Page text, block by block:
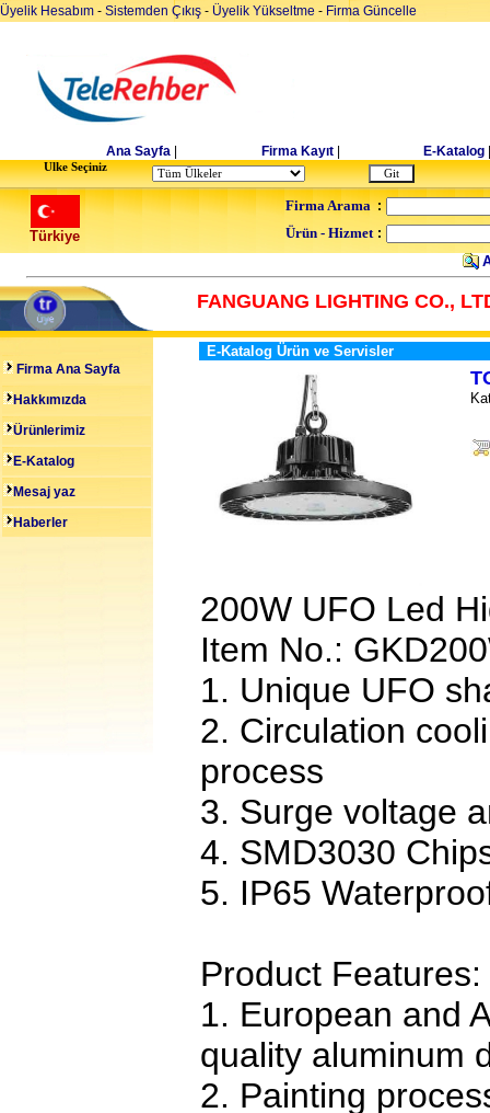
Üyelik Hesabım - Sistemden Çıkış - Üyelik Yükseltme - Firma Güncelle
Ana Sayfa Firma Kayıt E-Katalog
Ulke Seçiniz
Türkiye
Firma Arama :
Ürün - Hizmet :
FANGUANG LIGHTING CO.,
Firma Ana Sayfa
Hakkımızda
Ürünlerimiz
E-Katalog
Mesaj yaz
Haberler
E-Katalog Ürün ve Servisler
200W UFO Led
Item No.:
1. Unique UFO
2. Circulation
process
3. Surge voltage
4. SMD3030
5. IP65
Product Features:
1. European and
quality aluminum
2. Painting